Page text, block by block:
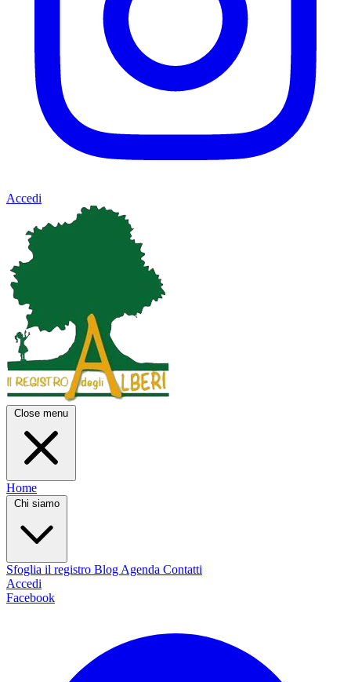
Accedi
Close menu
Home
Chi siamo
Sfoglia il registro Blog Agenda Contatti
Accedi
Facebook